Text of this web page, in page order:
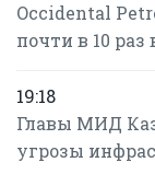
Occidental
почти в 10 раз
19:18
Главы МИД
угрозы